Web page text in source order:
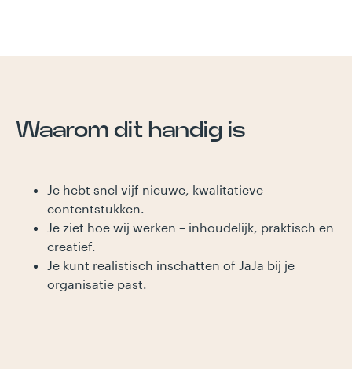
Waarom dit handig is
Je hebt snel vijf nieuwe, kwalitatieve
contentstukken.
Je ziet hoe wij werken – inhoudelijk, praktisch en
creatief.
Je kunt realistisch inschatten of JaJa bij je
organisatie past.